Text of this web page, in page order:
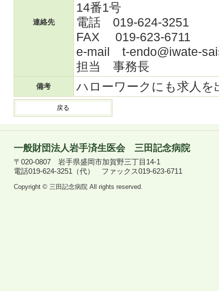
連絡先
14番1号
電話 019-624-3251
FAX 019-623-6711
e-mail t-endo@iwate-
担当 事務長
備考 ハローワークにも求人
戻る
一般財団法人岩手済生医会 三田記念病院
〒020-0807 岩手県盛岡市加賀野三丁目14-1
電話019-624-3251（代） ファックス019-623-6711
Copyright © 三田記念病院 All rights reserved.